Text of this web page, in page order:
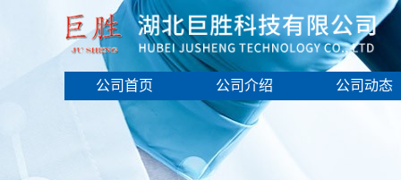
公司首页 公司介绍 公司动态